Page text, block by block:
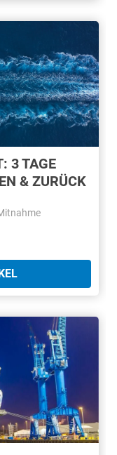
3 TAGE
& ZURÜCK